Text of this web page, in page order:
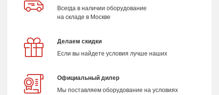
Всегда в наличии оборудование
на складе в Москве
Делаем скидки
Если вы найдете условия лучше наших
Официальный дилер
Мы поставляем оборудование на условиях